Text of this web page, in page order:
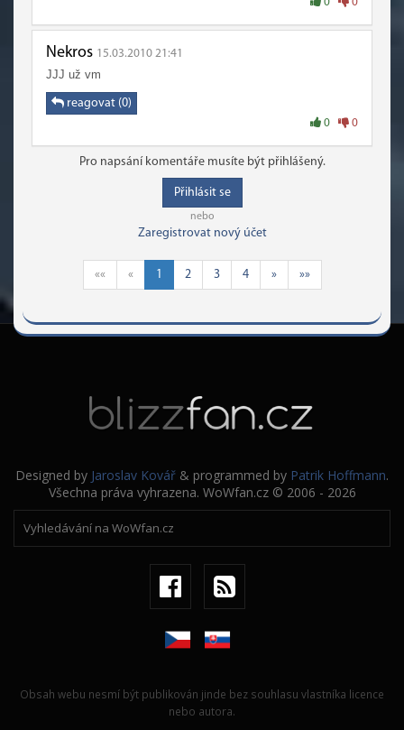
Nekros 15.03.2010 21:41
JJJ už vm
reagovat (0)
0 0
Pro napsání komentáře musíte být přihlášený.
Přihlásit se
nebo
Zaregistrovat nový účet
«« « 1 2 3 4 » »»
Designed by Jaroslav Kovář & programmed by Patrik Hoffmann.
Všechna práva vyhrazena. WoWfan.cz © 2006 - 2026
Obsah webu nesmí být publikován jinde bez souhlasu vlastníka licence
nebo autora.